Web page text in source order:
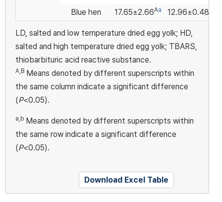
Blue hen 17.65±2.66Aa 12.96±0.48
LD, salted and low temperature dried egg yolk; HD,
salted and high temperature dried egg yolk; TBARS,
thiobarbituric acid reactive substance.
A,B Means denoted by different superscripts within
the same column indicate a significant difference
(P<0.05).
a,b Means denoted by different superscripts within
the same row indicate a significant difference
(P<0.05).
Download Excel Table